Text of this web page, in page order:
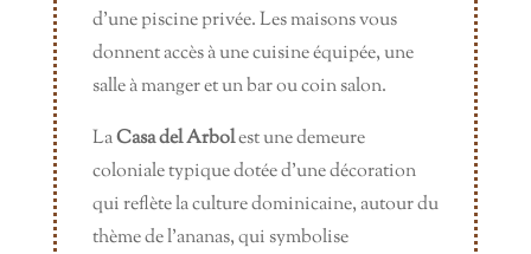
d’une piscine privée. Les maisons vous
donnent accès à une cuisine équipée, une
salle à manger et un bar ou coin salon.
LaCasa del Arbolest une demeure
coloniale typique dotée d’une décoration
qui reflète la culture dominicaine, autour du
thème de l’ananas, qui symbolise